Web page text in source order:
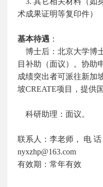
术成果证明等复印件）
基本待遇 ：
博士后：北京大学博
目补助（面议）。协助
成绩突出者可派往新加
坡CREATE项目，提供
科研助理：面议。
联系人：李老师， 电 话
nyxzhp@163.com
有效期：常年有效